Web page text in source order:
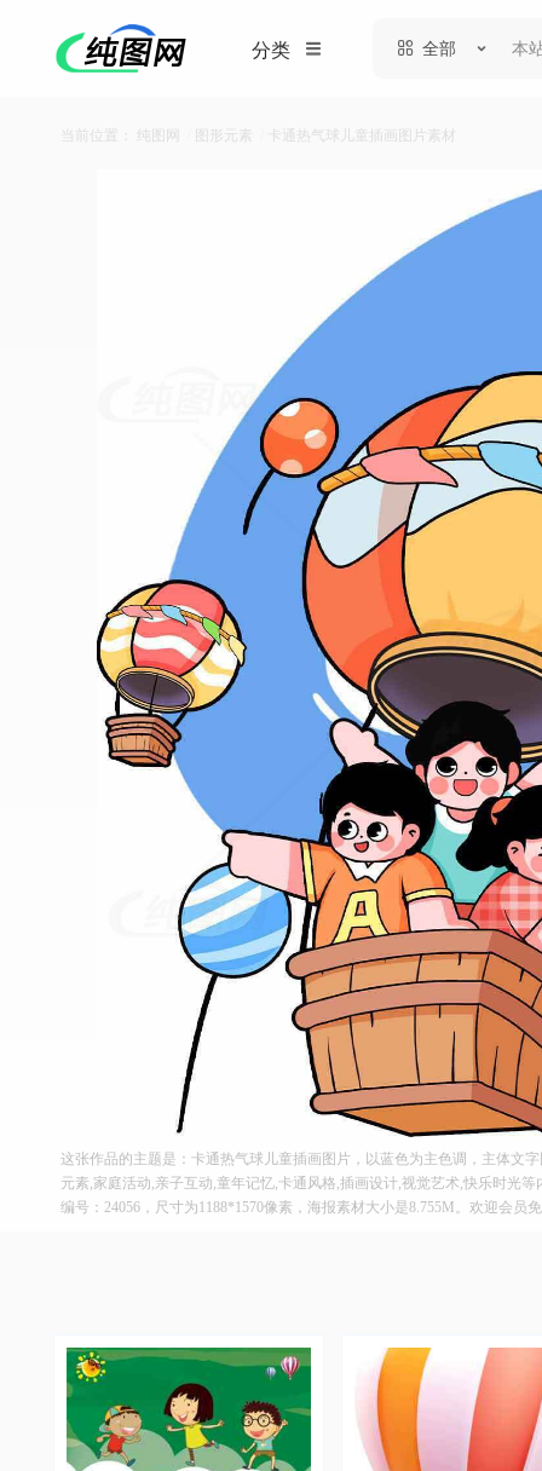
分类 全部
当前位置： 纯图网 图形元素 卡通热气球儿童插画图片素材
这张作品的主题是：卡通热气球儿童插画图片，以蓝色为主色调，主体文
元素,家庭活动,亲子互动,童年记忆,卡通风格,插画设计,视觉艺术,快乐时光等
编号：24056，尺寸为1188*1570像素，海报素材大小是8.755M。欢迎会员